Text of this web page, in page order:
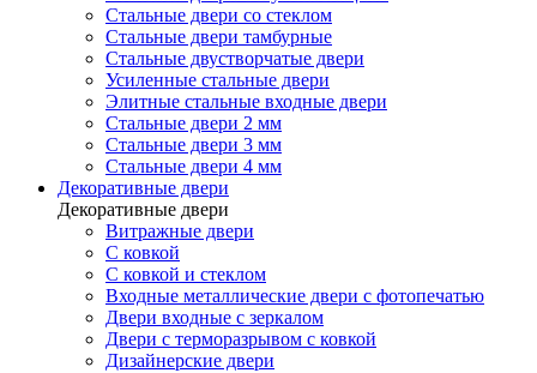
Стальные двери со стеклом
Стальные двери тамбурные
Стальные двустворчатые двери
Усиленные стальные двери
Элитные стальные входные двери
Стальные двери 2 мм
Стальные двери 3 мм
Стальные двери 4 мм
Декоративные двери
Декоративные двери
Витражные двери
С ковкой
С ковкой и стеклом
Входные металлические двери с фотопечатью
Двери входные с зеркалом
Двери с терморазрывом с ковкой
Дизайнерские двери